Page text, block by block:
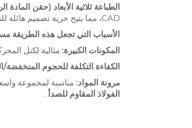
الطباعة ثلاثية الأبعاد (حقن المادة
CAD، مما يتيح حرية تصميم هائلة للنماذج الأولية والنوى المعقدة.
الأسباب التي تجعل هذه الطريقة
المكونات الكبيرة: مثالية لكتل
الكفاءة التكلفة للحجوم
مرونة المواد: مناسبة لمجموعة
الفولاذ المقاوم للصدأ .